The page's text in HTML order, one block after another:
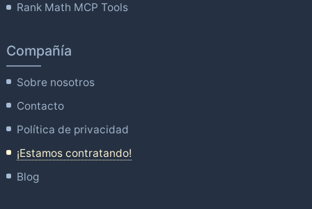
Rank Math MCP Tools
Compañía
Sobre nosotros
Contacto
Política de privacidad
¡Estamos contratando!
Blog